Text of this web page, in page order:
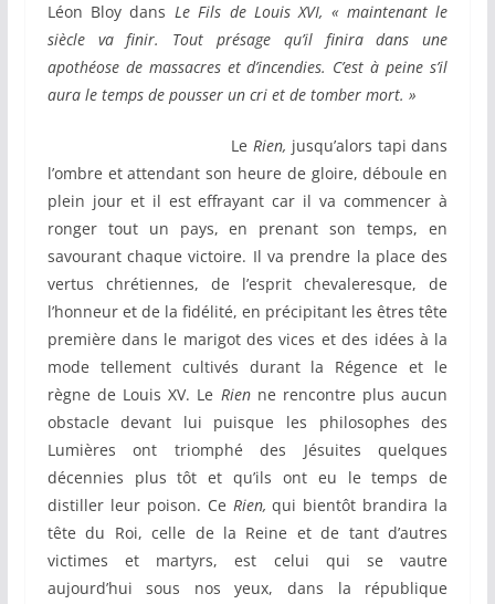
Léon Bloy dans Le Fils de Louis XVI, « maintenant le
siècle va finir. Tout présage qu’il finira dans une
apothéose de massacres et d’incendies. C’est à peine s’il
aura le temps de pousser un cri et de tomber mort. »
LeRien, jusqu’alors tapi dans
l’ombre et attendant son heure de gloire, déboule en
plein jour et il est effrayant car il va commencer à
ronger tout un pays, en prenant son temps, en
savourant chaque victoire. Il va prendre la place des
vertus chrétiennes, de l’esprit chevaleresque, de
l’honneur et de la fidélité, en précipitant les êtres tête
première dans le marigot des vices et des idées à la
mode tellement cultivés durant la Régence et le
règne de Louis XV. Le Rienne rencontre plus aucun
obstacle devant lui puisque les philosophes des
Lumières ont triomphé des Jésuites quelques
décennies plus tôt et qu’ils ont eu le temps de
distiller leur poison. Ce Rien, qui bientôt brandira la
tête du Roi, celle de la Reine et de tant d’autres
victimes et martyrs, est celui qui se vautre
aujourd’hui sous nos yeux, dans la république